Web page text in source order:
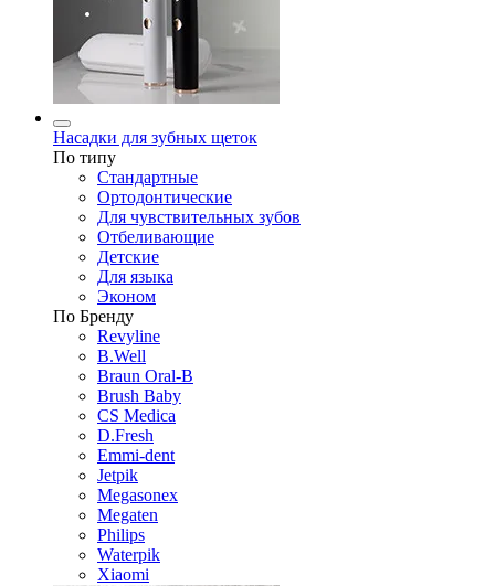
Насадки для зубных щеток
По типу
Стандартные
Ортодонтические
Для чувствительных зубов
Отбеливающие
Детские
Для языка
Эконом
По Бренду
Revyline
B.Well
Braun Oral-B
Brush Baby
CS Medica
D.Fresh
Emmi-dent
Jetpik
Megasonex
Megaten
Philips
Waterpik
Xiaomi